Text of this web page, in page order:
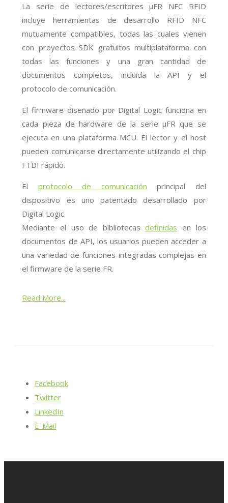
La serie de lectores/escritores μFR NFC RFID
incluye herramientas de desarrollo RFID NFC
mutuamente compatibles, todas las cuales vienen
con proyectos SDK gratuitos multiplataforma con
todas las funciones y una gran cantidad de
documentos completos, incluida la API y el
protocolo de comunicación.
El firmware diseñado por Digital Logic funciona en
cada pieza de hardware de la serie μFR que se
ejecuta en una plataforma MCU. El lector y el host
pueden comunicarse directamente utilizando el chip
FTDI rápido.
El protocolo de comunicación principal del
dispositivo es uno patentado desarrollado por
Digital Logic.
Mediante el uso de bibliotecasdefinidas en los
documentos de API, los usuarios pueden acceder a
una variedad de funciones integradas complejas en
el firmware de la serie FR.
Read More...
Facebook
Twitter
LinkedIn
E-Mail